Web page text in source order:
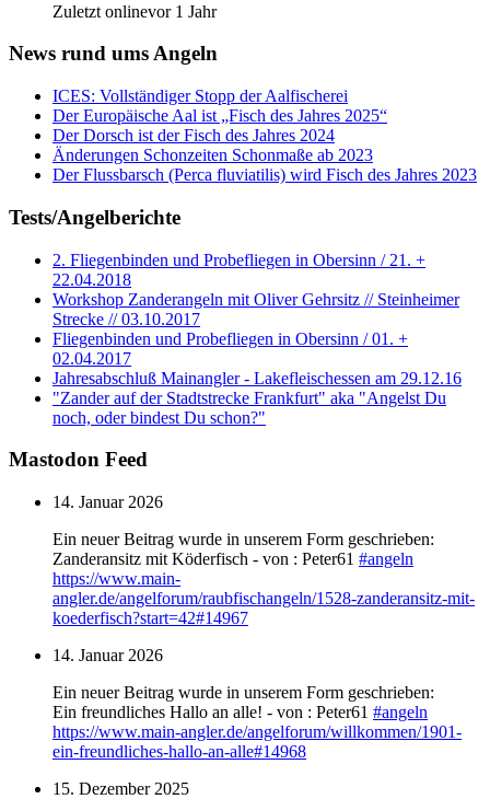
Zuletzt onlinevor 1 Jahr
News rund ums Angeln
ICES: Vollständiger Stopp der Aalfischerei
Der Europäische Aal ist „Fisch des Jahres 2025“
Der Dorsch ist der Fisch des Jahres 2024
Änderungen Schonzeiten Schonmaße ab 2023
Der Flussbarsch (Perca fluviatilis) wird Fisch des Jahres 2023
Tests/Angelberichte
2. Fliegenbinden und Probefliegen in Obersinn / 21. +
22.04.2018
Workshop Zanderangeln mit Oliver Gehrsitz // Steinheimer
Strecke // 03.10.2017
Fliegenbinden und Probefliegen in Obersinn / 01. +
02.04.2017
Jahresabschluß Mainangler - Lakefleischessen am 29.12.16
"Zander auf der Stadtstrecke Frankfurt" aka "Angelst Du
noch, oder bindest Du schon?"
Mastodon Feed
14. Januar 2026
Ein neuer Beitrag wurde in unserem Form geschrieben:
Zanderansitz mit Köderfisch - von : Peter61 #angeln
https://www.main-
angler.de/angelforum/raubfischangeln/1528-zanderansitz-mit-
koederfisch?start=42#14967
14. Januar 2026
Ein neuer Beitrag wurde in unserem Form geschrieben:
Ein freundliches Hallo an alle! - von : Peter61 #angeln
https://www.main-angler.de/angelforum/willkommen/1901-
ein-freundliches-hallo-an-alle#14968
15. Dezember 2025